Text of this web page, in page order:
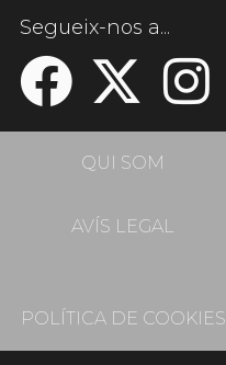
Segueix-nos a...
QUI SOM
AVÍS LEGAL
POLÍTICA DE COOKIES